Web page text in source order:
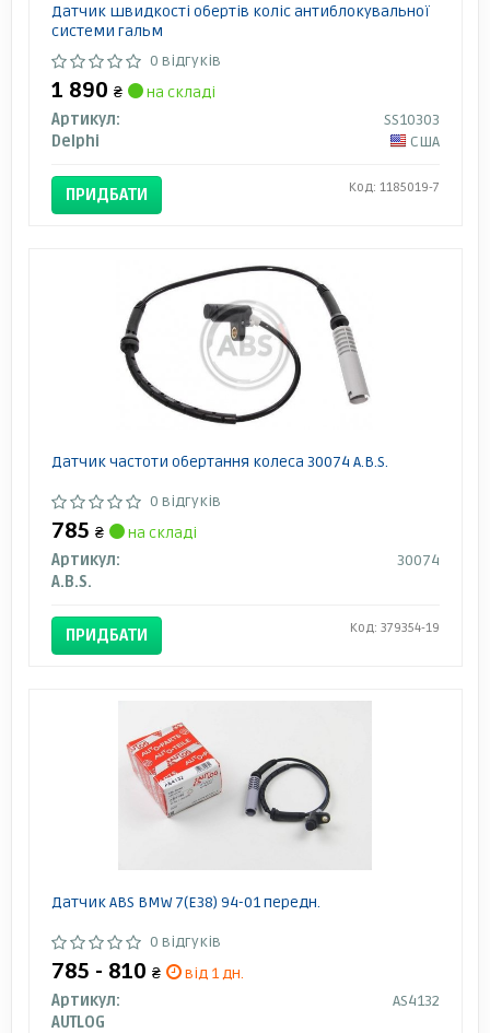
Датчик швидкості обертів коліс антиблокувальної
системи гальм
0 відгуків
1 890 ₴
на складі
Артикул:
SS10303
Delphi
США
ПРИДБАТИ Код: 1185019-7
Датчик частоти обертання колеса 30074 A.B.S.
0 відгуків
785 ₴
на складі
Артикул:
30074
A.B.S.
ПРИДБАТИ Код: 379354-19
Датчик ABS BMW 7(E38) 94-01 передн.
0 відгуків
785 - 810 ₴
від 1 дн.
Артикул:
AS4132
AUTLOG